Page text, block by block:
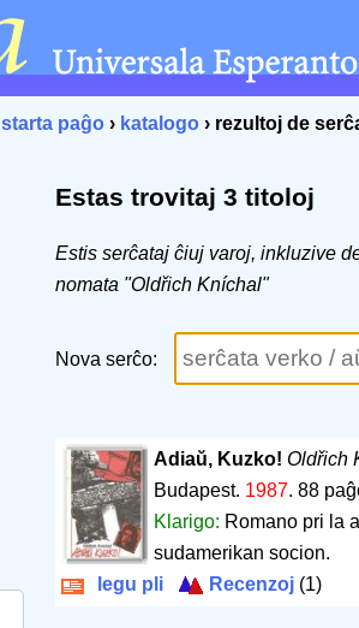
starta paĝo › katalogo › rezultoj de
Estas trovitaj 3 titoloj
Estis serĉataj ĉiuj varoj, inkluzive
nomata "Oldřich Kníchal"
Nova serĉo:
Adiaŭ, Kuzko! Oldřich
Budapest. 1987. 88
Klarigo: Romano pri la
sudamerikan socion.
legu pli
Recenzoj (1)